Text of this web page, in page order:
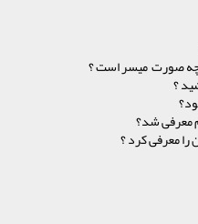
صورت میسر است ؟
؟
معرفی شد؟
را معرفی کرد ؟